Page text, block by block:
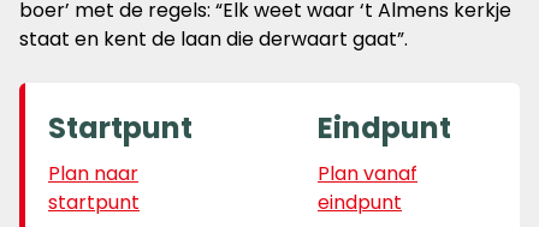
boer’ met de regels: “Elk weet waar ‘t Almens kerkje
staat en kent de laan die derwaart gaat”.
Startpunt
Plan naar
startpunt
Eindpunt
Plan vanaf
eindpunt